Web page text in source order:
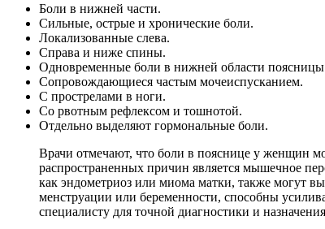
Боли в нижней части.
Сильные, острые и хронические боли.
Локализованные слева.
Справа и ниже спины.
Одновременные боли в нижней области
Сопровождающиеся частым мочеиспусканием.
С прострелами в ноги.
Со рвотным рефлексом и тошнотой.
Отдельно выделяют гормональные боли.
Врачи отмечают, что боли в пояснице у женщин
распространенных причин является мышечное
как эндометриоз или миома матки, также могут
менструации или беременности, способны
специалисту для точной диагностики и